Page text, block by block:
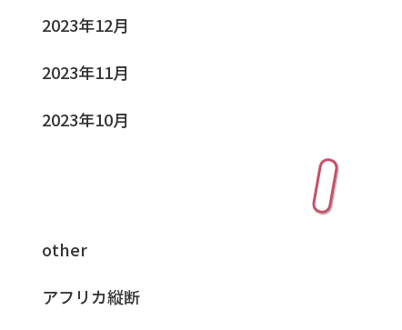
2023年12月
2023年11月
2023年10月
other
アフリカ縦断